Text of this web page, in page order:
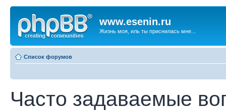
www.esenin.ru
Жизнь моя, иль ты приснилась мне...
Список форумов
Часто задаваемые